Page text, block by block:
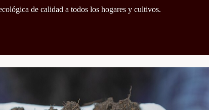
de calidad a todos los hogares y cultivos.